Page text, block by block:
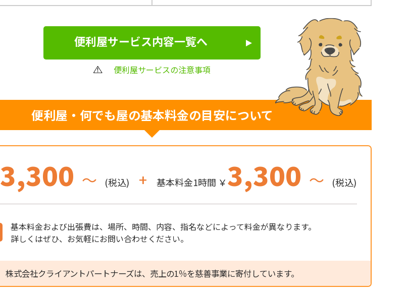
便利屋サービス内容一覧へ
便利屋サービスの注意事項
便利屋・何でも屋の基本料金の目安について
3,300 ～ (税込) + 基本料金1時間 ￥3,300 ～ (税込)
基本料金および出張費は、場所、時間、内容、指名などによって料金が異なります。
詳しくはぜひ、お気軽にお問い合わせください。
株式会社クライアントパートナーズは、売上の1％を慈善事業に寄付しています。